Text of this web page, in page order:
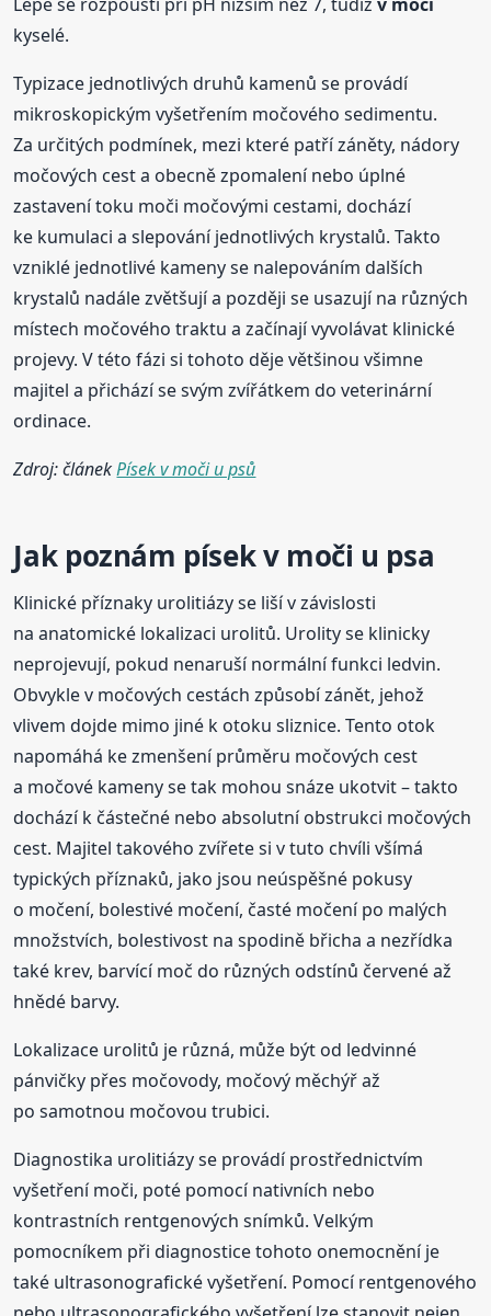
kyselé.
Typizace jednotlivých druhů kamenů se provádí
mikroskopickým vyšetřením močového sedimentu.
Za určitých podmínek, mezi které patří záněty, nádory
močových cest a obecně zpomalení nebo úplné
zastavení toku moči močovými cestami, dochází
ke kumulaci a slepování jednotlivých krystalů. Takto
vzniklé jednotlivé kameny se nalepováním dalších
krystalů nadále zvětšují a později se usazují na různých
místech močového traktu a začínají vyvolávat klinické
projevy. V této fázi si tohoto děje většinou všimne
majitel a přichází se svým zvířátkem do veterinární
ordinace.
Zdroj: článekPísek v moči u psů
Jak poznám písekv moči u psa
Klinické příznaky urolitiázy se liší v závislosti
na anatomické lokalizaci urolitů. Urolity se klinicky
neprojevují, pokud nenaruší normální funkci ledvin.
Obvykle v močových cestách způsobí zánět, jehož
vlivem dojde mimo jiné k otoku sliznice. Tento otok
napomáhá ke zmenšení průměru močových cest
a močové kameny se tak mohou snáze ukotvit – takto
dochází k částečné nebo absolutní obstrukci močových
cest. Majitel takového zvířete si v tuto chvíli všímá
typických příznaků, jako jsou neúspěšné pokusy
o močení, bolestivé močení, časté močení po malých
množstvích, bolestivost na spodině břicha a nezřídka
také krev, barvící moč do různých odstínů červené až
hnědé barvy.
Lokalizace urolitů je různá, může být od ledvinné
pánvičky přes močovody, močový měchýř až
po samotnou močovou trubici.
Diagnostika urolitiázy se provádí prostřednictvím
vyšetření moči, poté pomocí nativních nebo
kontrastních rentgenových snímků. Velkým
pomocníkem při diagnostice tohoto onemocnění je
také ultrasonografické vyšetření. Pomocí rentgenového